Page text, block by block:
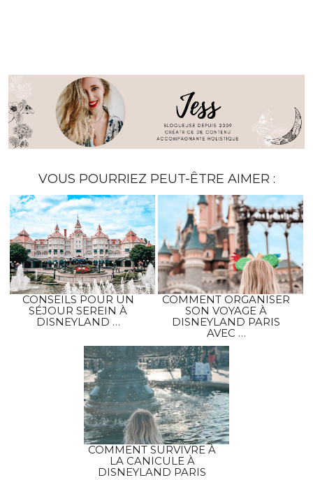
VOUS POURRIEZ PEUT-ÊTRE AIMER :
CONSEILS POUR UN
SÉJOUR SEREIN À
DISNEYLAND …
COMMENT ORGANISER
SON VOYAGE À
DISNEYLAND PARIS
AVEC …
COMMENT SURVIVRE À
LA CANICULE À
DISNEYLAND PARIS